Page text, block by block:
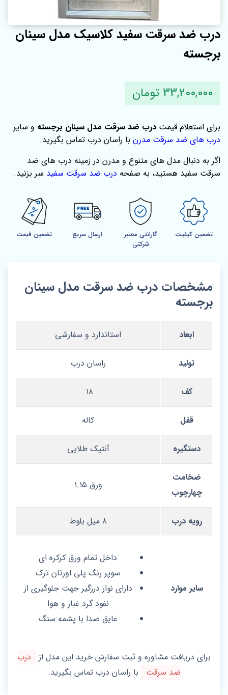
درب ضد سرقت سفید کلاسیک مدل سینان
برجسته
33,200,000 تومان
برای استعلام قیمت درب ضد سرقت مدل سینان برجسته و سایر
درب های ضد سرقت مدرن با راسان درب تماس بگیرید.
اگر به دنبال مدل‌ های متنوع و مدرن در زمینه درب‌ های ضد
سرقت سفید هستید، به صفحه درب ضد سرقت سفید سر بزنید.
تضمین کیفیت
گارانتی معتبر
شرکتی
ارسال سریع تضمین قیمت
مشخصات درب ضد سرقت مدل سینان
برجسته
ابعاد استاندارد و سفارشی
تولید راسان درب
کف ۱۸
قفل کاله
دستگیره آنتیک طلایی
ضخامت
چهارچوب
ورق ۱.۱۵
رویه درب ۸ میل بلوط
سایر موارد
داخل تمام ورق کرکره ای
سوپر رنگ پلی اورتان ترک
دارای نوار درزگیر جهت جلوگیری از
نفود گرد غبار و هوا
عایق صدا با پشمه سنگ
برای دریافت مشاوره و ثبت سفارش خرید این مدل از
درب
ضد سرقت
با راسان درب تماس بگیرید.